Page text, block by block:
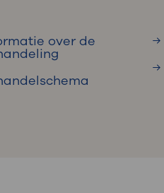
Werken
over de